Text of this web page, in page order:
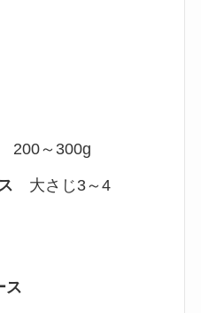
200～300g
大さじ3～4
ス